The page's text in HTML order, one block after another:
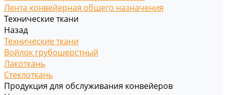
Лента конвейерная общего назначения
Технические ткани
Назад
Технические ткани
Войлок грубошерстный
Лакоткань
Стеклоткань
Продукция для обслуживания конвейеров